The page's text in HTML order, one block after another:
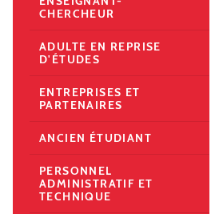
CHERCHEUR
ADULTE EN REPRISE
D'ÉTUDES
ENTREPRISES ET
PARTENAIRES
ANCIEN ÉTUDIANT
PERSONNEL
ADMINISTRATIF ET
TECHNIQUE